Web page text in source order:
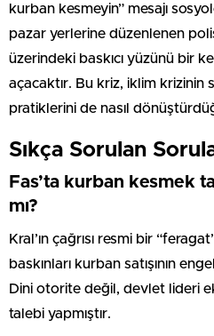
kurban kesmeyin” mesajı
pazar yerlerine düzenlenen
üzerindeki baskıcı yüzünü bir
açacaktır. Bu kriz, iklim krizinin
pratiklerini de nasıl
Sıkça Sorulan
Fas’ta kurban kesmek
mı?
Kral’ın çağrısı resmi bir
baskınları kurban satışının
Dini otorite değil, devlet lideri
talebi yapmıştır.